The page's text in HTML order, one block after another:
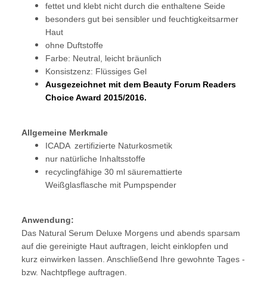
fettet und klebt nicht durch die enthaltene Seide
besonders gut bei sensibler und feuchtigkeitsarmer
Haut
ohne Duftstoffe
Farbe: Neutral, leicht bräunlich
Konsistzenz: Flüssiges Gel
Ausgezeichnet mit dem Beauty Forum Readers
Choice Award 2015/2016.
Allgemeine Merkmale
ICADA zertifizierte Naturkosmetik
nur natürliche Inhaltsstoffe
recyclingfähige 30 ml säuremattierte
Weißglasflasche mit Pumpspender
Anwendung:
Das Natural Serum Deluxe Morgens und abends sparsam
auf die gereinigte Haut auftragen, leicht einklopfen und
kurz einwirken lassen. Anschließend Ihre gewohnte Tages -
bzw. Nachtpflege auftragen.